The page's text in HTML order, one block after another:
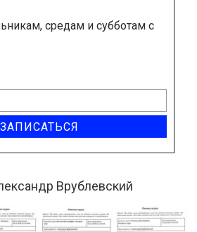
средам и субботам с
ЗАПИСАТЬСЯ
Врублевский